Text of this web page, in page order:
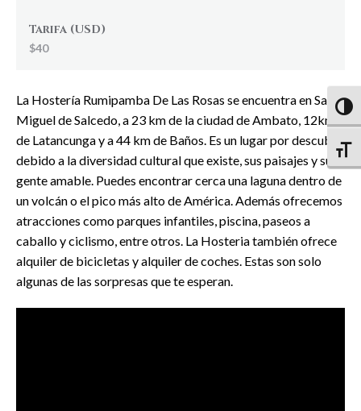
Tarifa (USD)
$40
La Hostería Rumipamba De Las Rosas se encuentra en San
Miguel de Salcedo, a 23 km de la ciudad de Ambato, 12km
de Latancunga y a 44 km de Baños. Es un lugar por descubrir
debido a la diversidad cultural que existe, sus paisajes y su
gente amable. Puedes encontrar cerca una laguna dentro de
un volcán o el pico más alto de América. Además ofrecemos
atracciones como parques infantiles, piscina, paseos a
caballo y ciclismo, entre otros. La Hosteria también ofrece
alquiler de bicicletas y alquiler de coches. Estas son solo
algunas de las sorpresas que te esperan.